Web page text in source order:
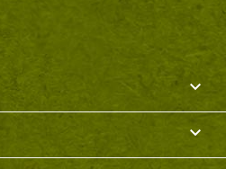

